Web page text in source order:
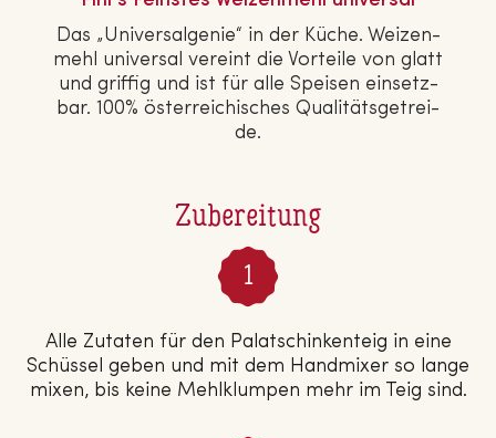
Zubereitung
Alle Zutaten für den Palatschinkenteig in eine
Schüssel geben und mit dem Handmixer so lange
mixen, bis keine Mehlklumpen mehr im Teig sind.
Das „Uni­ver­sal­ge­nie“ in der Küche. Wei­zen­
mehl universal vereint die Vorteile von glatt
und griffig und ist für alle Speisen ein­setz­
bar. 100% ös­ter­rei­chi­sches Qua­li­täts­ge­trei­
de.